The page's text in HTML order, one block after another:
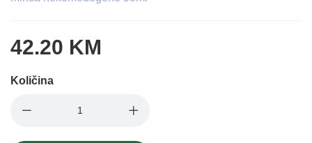
42.20 KM
Količina